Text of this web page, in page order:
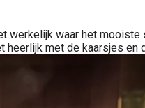
waar het
met de kaarsjes en